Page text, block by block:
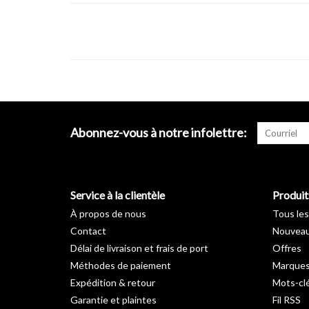
Abonnez-vous à notre infolettre:
Service à la clientèle
À propos de nous
Contact
Délai de livraison et frais de port
Méthodes de paiement
Expédition & retour
Garantie et plaintes
Tous
Offres
Mots-
Fil RSS